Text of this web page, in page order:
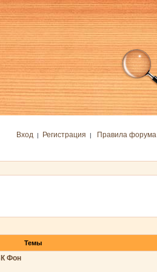
Вход | Регистрация | Правила форума
Темы
Фон